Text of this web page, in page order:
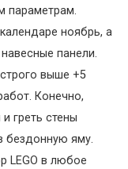
параметрам.
ноябрь, а
панели.
выше +5
Конечно,
греть стены
бездонную яму.
LEGO в любое